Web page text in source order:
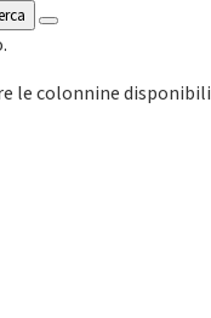
le colonnine disponibili